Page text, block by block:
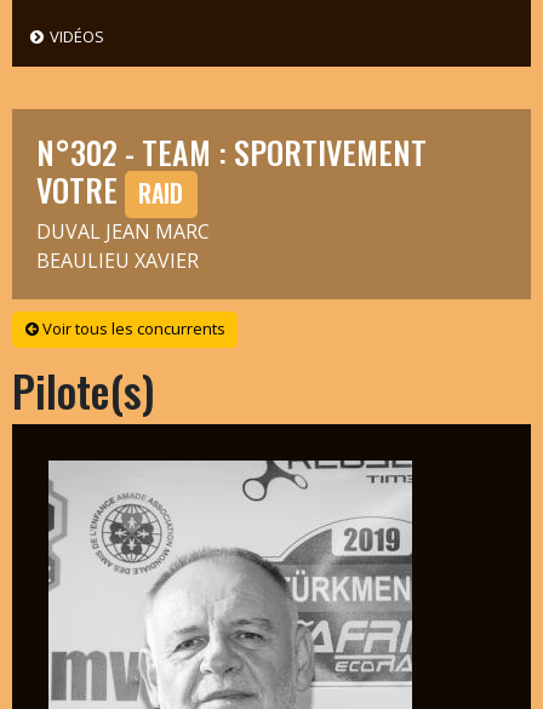
VIDÉOS
N°302 - TEAM : SPORTIVEMENT
VOTRE RAID
DUVAL JEAN MARC
BEAULIEU XAVIER
Voir tous les concurrents
Pilote(s)